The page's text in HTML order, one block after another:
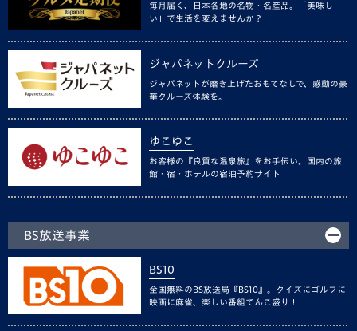
毎月届く、日本各地の名物・名産品。「美味し
い」で生活を変えませんか？
ジャパネットクルーズ
ジャパネットが磨き上げたおもてなしで、感動の豪
華クルーズ体験を。
ゆこゆこ
お客様の『良質な温泉旅』をお手伝い。国内の旅
館・宿・ホテルの宿泊予約サイト
BS放送事業
BS10
全国無料のBS放送局『BS10』。クイズにゴルフに
映画に麻雀、楽しい番組てんこ盛り！